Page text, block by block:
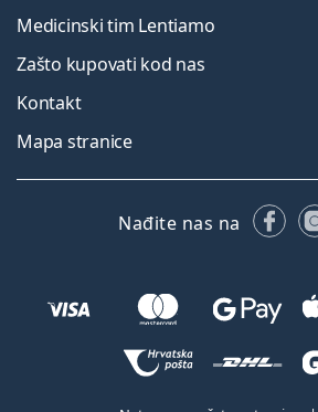
Medicinski tim Lentiamo
Zašto kupovati kod nas
Kontakt
Mapa stranice
Nađite nas na